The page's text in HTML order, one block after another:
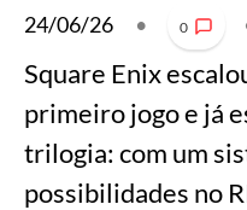
24/06/26 • 0
Square Enix
primeiro jogo e já
trilogia: com um
possibilidades no